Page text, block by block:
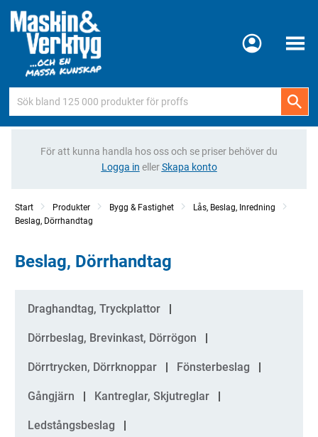
Meny
För att kunna handla hos oss och se priser behöver du
Logga in ellerSkapa konto
Start Produkter Bygg & Fastighet
Lås, Beslag, Inredning
Beslag, Dörrhandtag
Beslag, Dörrhandtag
Kategorier
Draghandtag, Tryckplattor
Dörrbeslag, Brevinkast, Dörrögon
Dörrtrycken, Dörrknoppar Fönsterbeslag
Gångjärn Kantreglar, Skjutreglar
Ledstångsbeslag